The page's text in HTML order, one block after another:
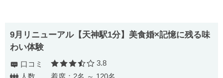
9月リニューアル【天神駅1分】美食婚×記憶に残る味
わい体験
口コミ 口コミ評価
3.8